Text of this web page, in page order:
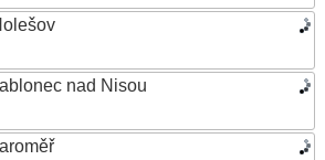
nad Nisou